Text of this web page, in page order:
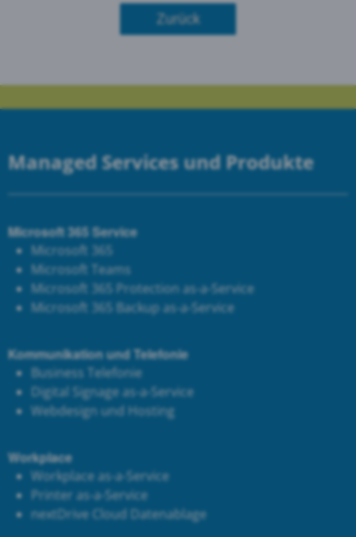
Zurück
Managed Services und Produkte
Microsoft 365 Service
Microsoft 365
Microsoft Teams
Microsoft 365 Protection as-a-Service
Microsoft 365 Backup as-a-Service
Kommunikation und Telefonie
Business Telefonie
Digital Signage as-a-Service
Webdesign und Hosting
Workplace
Workplace as-a-Service
Printer as-a-Service
nextDrive Cloud Datenablage